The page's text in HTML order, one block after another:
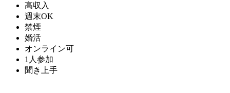
高収入
週末OK
禁煙
婚活
オンライン可
1人参加
聞き上手